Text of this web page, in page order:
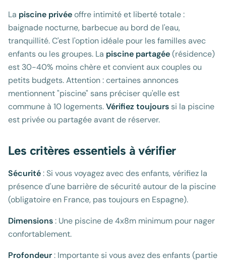
La piscine privéeoffre intimité et liberté totale :
baignade nocturne, barbecue au bord de l'eau,
tranquillité. C'est l'option idéale pour les familles avec
enfants ou les groupes. La piscine partagée(résidence)
est 30-40% moins chère et convient aux couples ou
petits budgets. Attention : certaines annonces
mentionnent "piscine" sans préciser qu'elle est
commune à 10 logements.Vérifiez toujours si la piscine
est privée ou partagée avant de réserver.
Les critères essentiels à vérifier
Sécurité: Si vous voyagez avec des enfants, vérifiez la
présence d'une barrière de sécurité autour de la piscine
(obligatoire en France, pas toujours en Espagne).
Dimensions: Une piscine de 4x8m minimum pour nager
confortablement.
Profondeur: Importante si vous avez des enfants (partie